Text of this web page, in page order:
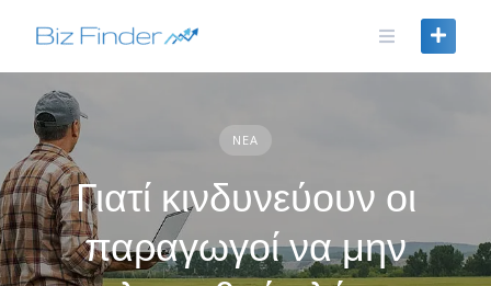
ΝΈΑ
Γιατί κινδυνεύουν οι
παραγωγοί να μην